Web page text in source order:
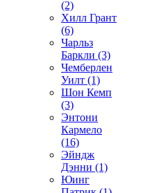
(2)
Хилл Грант
(6)
Чарльз
Баркли (3)
Чемберлен
Уилт (1)
Шон Кемп
(3)
Энтони
Кармело
(16)
Эйндж
Дэнни (1)
Юинг